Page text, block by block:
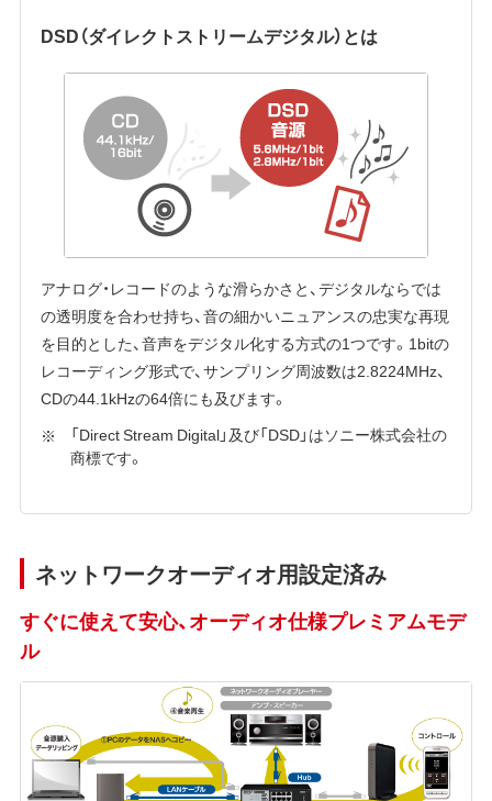
DSD（ダイレクトストリームデジタル）とは
アナログ・レコードのような滑らかさと、デジタルならでは
の透明度を合わせ持ち、音の細かいニュアンスの忠実な再現
を目的とした、音声をデジタル化する方式の1つです。1bitの
レコーディング形式で、サンプリング周波数は2.8224MHz、
CDの44.1kHzの64倍にも及びます。
「Direct Stream Digital」及び「DSD」はソニー株式会社の
商標です。
ネットワークオーディオ用設定済み
すぐに使えて安心、オーディオ仕様プレミアムモデ
ル